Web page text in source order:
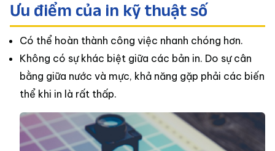
Ưu điểm của in kỹ thuật số
Có thể hoàn thành công việc nhanh chóng hơn.
Không có sự khác biệt giữa các bản in. Do sự cân
bằng giữa nước và mực, khả năng gặp phải các biến
thể khi in là rất thấp.